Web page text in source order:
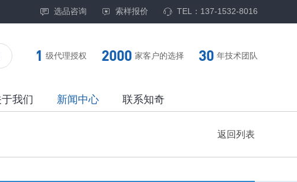
选品咨询 索样报价 TEL：137-1532-8016
1 级代理授权 2000 家客户的选择 30 年技术团队
我们 新闻中心 联系知奇
返回列表